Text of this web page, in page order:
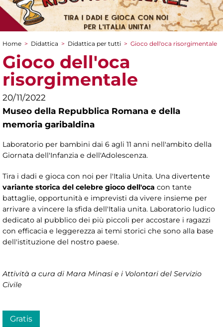
Tu sei qui
Home > Didattica > Didattica per tutti > Gioco dell'oca risorgimentale
Gioco dell'oca
risorgimentale
20/11/2022
Museo della Repubblica Romana e della
memoria garibaldina
Laboratorio per bambini dai 6 agli 11 anni nell'ambito della
Giornata dell'Infanzia e dell'Adolescenza.
Tira i dadi e gioca con noi per l'Italia Unita. Una divertente
variante storica del celebre gioco dell'oca con tante
battaglie, opportunità e imprevisti da vivere insieme per
arrivare a vincere la sfida dell'Italia unita. Laboratorio ludico
dedicato al pubblico dei più piccoli per accostare i ragazzi
con efficacia e leggerezza ai temi storici che sono alla base
dell'istituzione del nostro paese.
Attività a cura di Mara Minasi e i Volontari del Servizio
Civile
Gratis